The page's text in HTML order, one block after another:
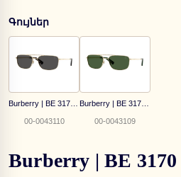
Գույներ
00-0043110 00-0043109
Burberry | BE 3170